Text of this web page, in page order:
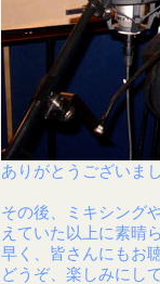
ありがとうございまし
その後、ミキシング
えていた以上に素晴
早く、皆さんにもお
どうぞ、楽しみにし